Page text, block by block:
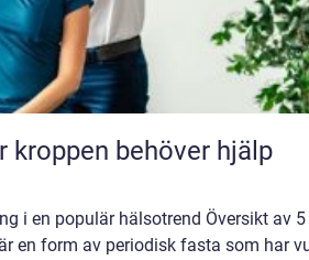
i en populär hälsotrend Översikt av 5
en form av periodisk fasta som har